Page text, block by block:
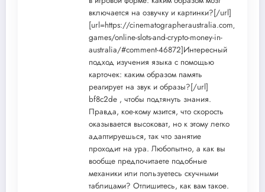
включается на озвучку и картинки?[/url]
[url=https://cinematographeraustralia.com/casino-
games/online-slots-and-crypto-money-in-
australia/#comment-46872]Интересный
подход изучения языка с помощью
карточек: каким образом память
реагирует на звук и образы?[/url]
bf8c2de , чтобы подтянуть знания.
Правда, кое-кому мзится, что скорость
оказывается высоковат, но к этому легко
адаптируешься, так что занятие
проходит на ура. Любопытно, а как вы
вообще предпочитаете подобные
механики или пользуетесь скучными
таблицами? Отпишитесь, как вам такое.